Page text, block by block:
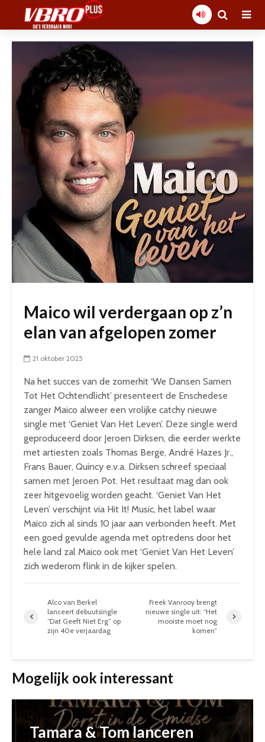
Maico wil verdergaan op z’n
elan van afgelopen zomer
21 oktober 2025
Na het succes van de zomerhit ‘We Dansen Samen
Tot Het Ochtendlicht’ presenteert de Enschedese
zanger Maico alweer een vrolijke catchy nieuwe
single met ‘Geniet Van Het Leven’. Deze single werd
geproduceerd door Jeroen Dirksen, die eerder werkte
met artiesten zoals Thomas Berge, André Hazes Jr.,
Frans Bauer, Quincy e.v.a. Dirksen schreef speciaal
samen met Jeroen Pot. Het resultaat mag dan ook
zeer hitgevoelig worden geacht. ‘Geniet Van Het
Leven’ verschijnt via Hit It! Music, het label waar
Maico zich al sinds 10 jaar aan verbonden heeft. Met
een goed gevulde agenda met optredens door het
hele land zal Maico ook met ‘Geniet Van Het Leven’
zich wederom flink in de kijker spelen.
Alco van Berkel
lanceert debuutsingle
“Dat Geeft Niet Erg” op
zijn 40e verjaardag
Freek Vanrooy brengt
nieuwe single uit: “Het
mooiste moet nog
komen”
Mogelijk ook interessant
Tamara & Tom lanceren